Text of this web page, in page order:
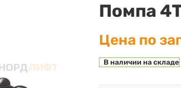
Помпа
Цена по
В наличии на складе